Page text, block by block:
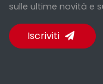
sulle ultime novità e
Iscriviti